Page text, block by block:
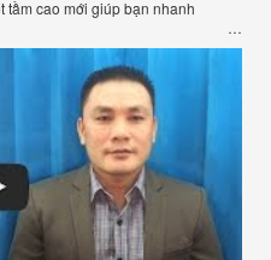
tầm cao mới giúp bạn nhanh